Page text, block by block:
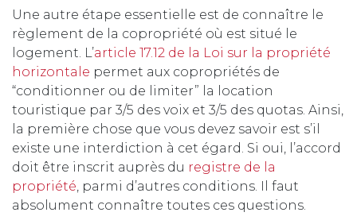
Une autre étape essentielle est de connaître le
règlement de la copropriété où est situé le
logement. L’article 17.12 de la Loi sur la propriété
horizontale permet aux copropriétés de
“conditionner ou de limiter” la location
touristique par 3/5 des voix et 3/5 des quotas. Ainsi,
la première chose que vous devez savoir est s’il
existe une interdiction à cet égard. Si oui, l’accord
doit être inscrit auprès du registre de la
propriété , parmi d’autres conditions. Il faut
absolument connaître toutes ces questions.